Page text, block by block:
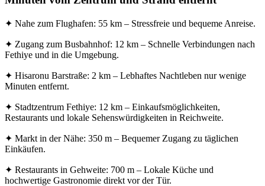
✦ Nahe zum Flughafen: 55 km – Stressfreie und bequeme Anreise.
✦ Zugang zum Busbahnhof: 12 km – Schnelle Verbindungen nach
Fethiye und in die Umgebung.
✦ Hisaronu Barstraße: 2 km – Lebhaftes Nachtleben nur wenige
Minuten entfernt.
✦ Stadtzentrum Fethiye: 12 km – Einkaufsmöglichkeiten,
Restaurants und lokale Sehenswürdigkeiten in Reichweite.
✦ Markt in der Nähe: 350 m – Bequemer Zugang zu täglichen
Einkäufen.
✦ Restaurants in Gehweite: 700 m – Lokale Küche und
hochwertige Gastronomie direkt vor der Tür.